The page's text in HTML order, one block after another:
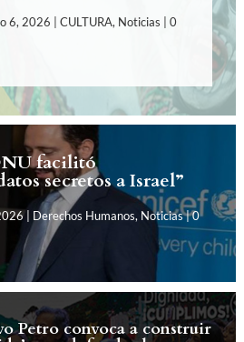
6, 2026 CULTURA, Noticias | 0
facilitó
secretos a Israel”
| Derechos Humanos, Noticias| 0
Petro convoca a construir